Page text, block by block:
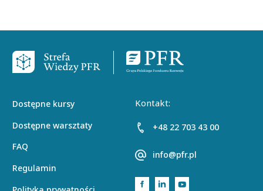
Stopka
Dostępne kursy
Dostępne warsztaty
FAQ
Regulamin
Kontakt:
+48 22 703 43 00
info@pfr.pl